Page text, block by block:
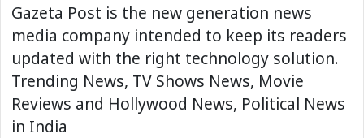
Gazeta Post is the new generation news
media company intended to keep its readers
updated with the right technology solution.
Trending News, TV Shows News, Movie
Reviews and Hollywood News, Political News
in India